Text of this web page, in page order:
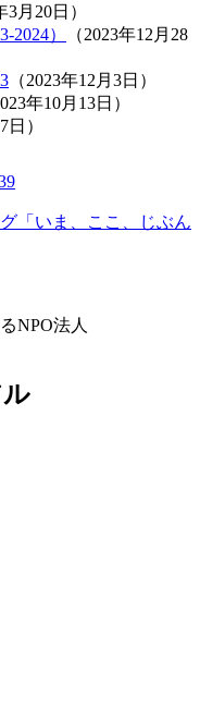
3月20日 ）
2024）
（2023年12月28
（2023年12月3日 ）
年10月13日 ）
日 ）
NPO法人